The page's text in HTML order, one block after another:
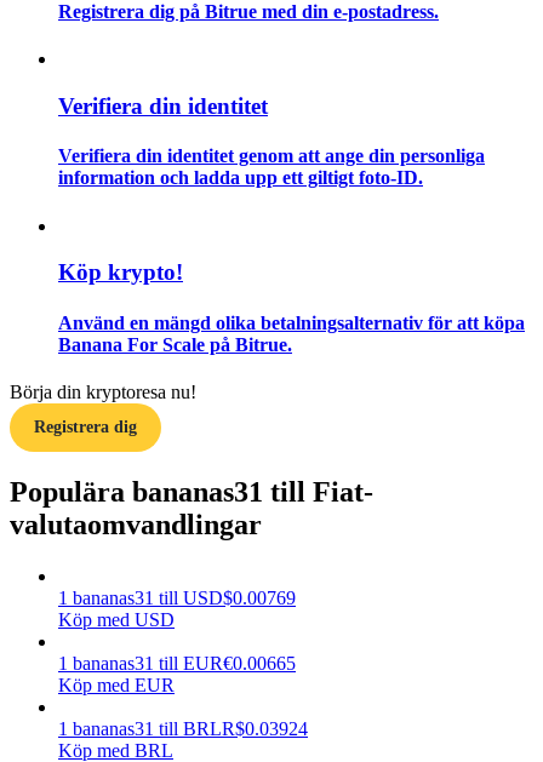
Handelsstrategier
Lär dig hur du håller dig lönsam
Power Piggy
Tjäna konkurrenskraftiga belöningar dagligen
Registrera dig på Bitrue med din e-postadress.
Verifiera din identitet
Verifiera din identitet genom att ange din personliga
information och ladda upp ett giltigt foto-ID.
Köp krypto!
Använd en mängd olika betalningsalternativ för att köpa
Banana For Scale på Bitrue.
Börja din kryptoresa nu!
Registrera dig
Populära bananas31 till Fiat-
valutaomvandlingar
1 bananas31 till USD$0.00769
Köp med USD
1 bananas31 till EUR€0.00665
Köp med EUR
1 bananas31 till BRLR$0.03924
Köp med BRL